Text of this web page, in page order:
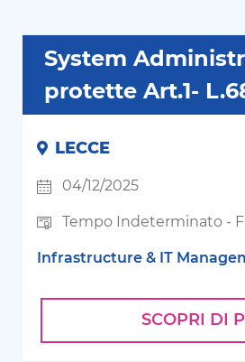
System
protette Art.1-
LECCE
04/12/2025
Tempo Indeterminato -
Infrastructure & IT
SCOPRI DI